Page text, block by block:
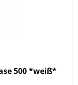
500 *weiß*